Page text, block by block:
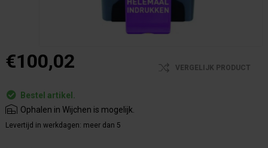
€100,02 VERGELIJK PRODUCT
Bestel artikel.
Ophalen in Wijchen is mogelijk.
Levertijd in werkdagen: meer dan 5